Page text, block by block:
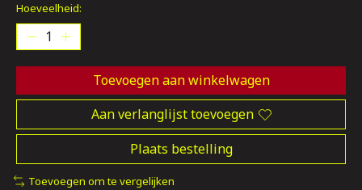
Hoeveelheid:
Toevoegen aan winkelwagen
Aan verlanglijst toevoegen
Plaats bestelling
Toevoegen om te vergelijken